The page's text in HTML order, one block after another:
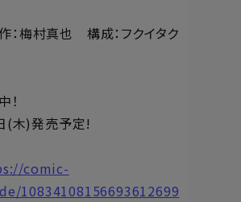
：梅村真也 構成：フクイタク
！
(木)発売予定!
comic-
10834108156693612699